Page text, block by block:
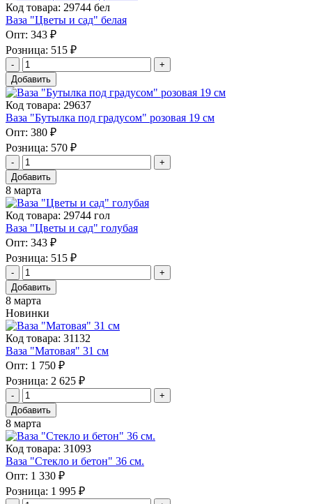
Код товара: 29744 бел
Ваза "Цветы и сад" белая
Опт: 343 ₽
Розница: 515 ₽
Добавить
Код товара: 29637
Ваза "Бутылка под градусом" розовая 19 см
Опт: 380 ₽
Розница: 570 ₽
Добавить
8 марта
Код товара: 29744 гол
Ваза "Цветы и сад" голубая
Опт: 343 ₽
Розница: 515 ₽
Добавить
8 марта
Новинки
Код товара: 31132
Ваза "Матовая" 31 см
Опт: 1 750 ₽
Розница: 2 625 ₽
Добавить
8 марта
Код товара: 31093
Ваза "Стекло и бетон" 36 см.
Опт: 1 330 ₽
Розница: 1 995 ₽